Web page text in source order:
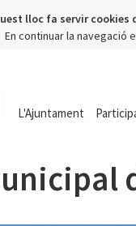
lloc fa servir cookies
En continuar la navegació
L'Ajuntament